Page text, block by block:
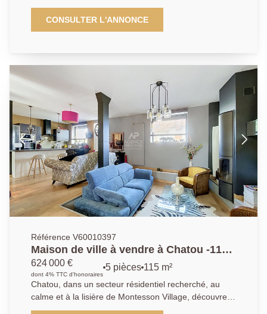
verdoyante, à proximité immédiate des écoles, des
transports (bus) et des parcs et à 17 mn à pied du RE
A, découvrez cet appartement traversant et lumineux.
(13.47m² et 11m²), d'une salle d'eau, ainsi que de
toilettes séparées. Une cave complète ce bien.
Stationnement libre au sein de la résidence.
CONSULTER L'ANNONCE
Référence V60010397
Maison de ville à vendre à Chatou -115
m² - 3 chambres -Terrasse - Garage
624 000 €
dont 4% TTC d'honoraires
5 pièces 115 m²
Chatou, dans un secteur résidentiel recherché, au
calme et à la lisière de Montesson Village, découvrez
cette élégante maison de ville entièrement rénovée,